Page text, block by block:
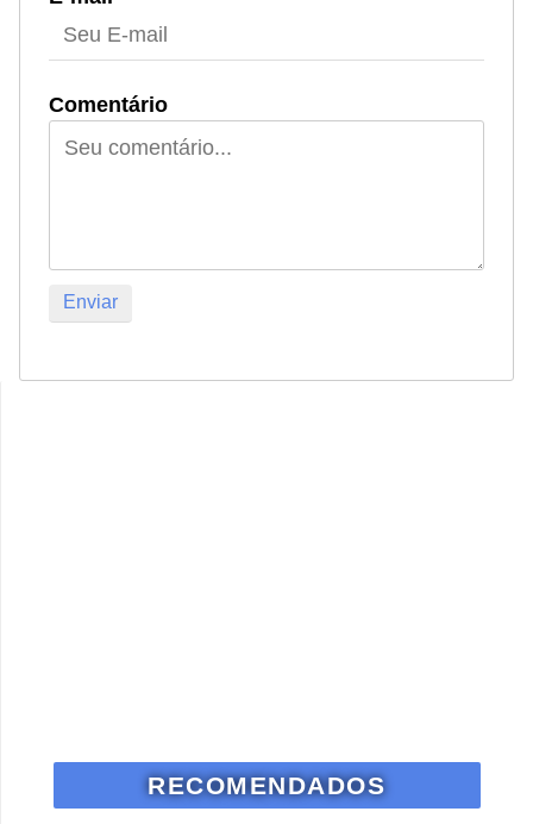
Comentário
RECOMENDADOS